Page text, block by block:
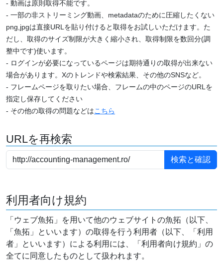
- 動画は原則取得不能です。
- 一部の非ストリーミング動画、metadataのために圧縮したくない
png,jpgは直接URLを貼り付けると取得をお試しいただけます。た
だし、取得のサイズ制限が大きく縮小され、取得制限を数回分(調
整中です)使います。
- ログインが必要になっているページは期待通りの取得が出来ない
場合があります。Xのトレンドや検索結果、その他のSNSなど。
- フレームページを取りたい場合、フレームの中のページのURLを
指定し保存してください
- その他の取得の問題などはこちら
URLを再検索
利用者向け規約
「ウェブ魚拓」を用いて他のウェブサイトの魚拓（以下、
「魚拓」といいます）の取得を行う利用者（以下、「利用
者」といいます）による利用には、「利用者向け規約」の
全てに同意したものとして扱われます。